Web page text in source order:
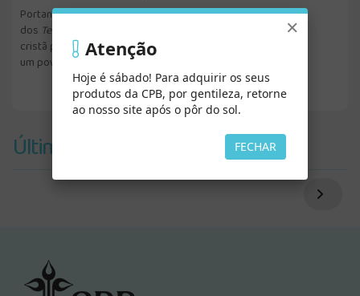
Portanto, nosso sincero desejo é que esta nova edição
dos Testemunhos Para a Igreja
cristã particular e a de sua comunidade, preparando assim
um povo para o breve regresso de Cristo.
Últimos Vistos
×
Atenção
Hoje é sábado! Para adquirir os seus
produtos da CPB, por gentileza, retorne
ao nosso site após o pôr do sol.
FECHAR